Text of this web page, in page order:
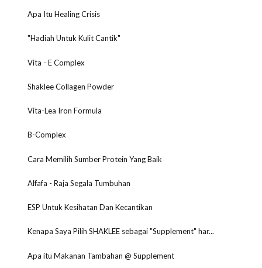
Apa Itu Healing Crisis
"Hadiah Untuk Kulit Cantik"
Vita - E Complex
Shaklee Collagen Powder
Vita-Lea Iron Formula
B-Complex
Cara Memilih Sumber Protein Yang Baik
Alfafa - Raja Segala Tumbuhan
ESP Untuk Kesihatan Dan Kecantikan
Kenapa Saya Pilih SHAKLEE sebagai "Supplement" har...
Apa itu Makanan Tambahan @ Supplement